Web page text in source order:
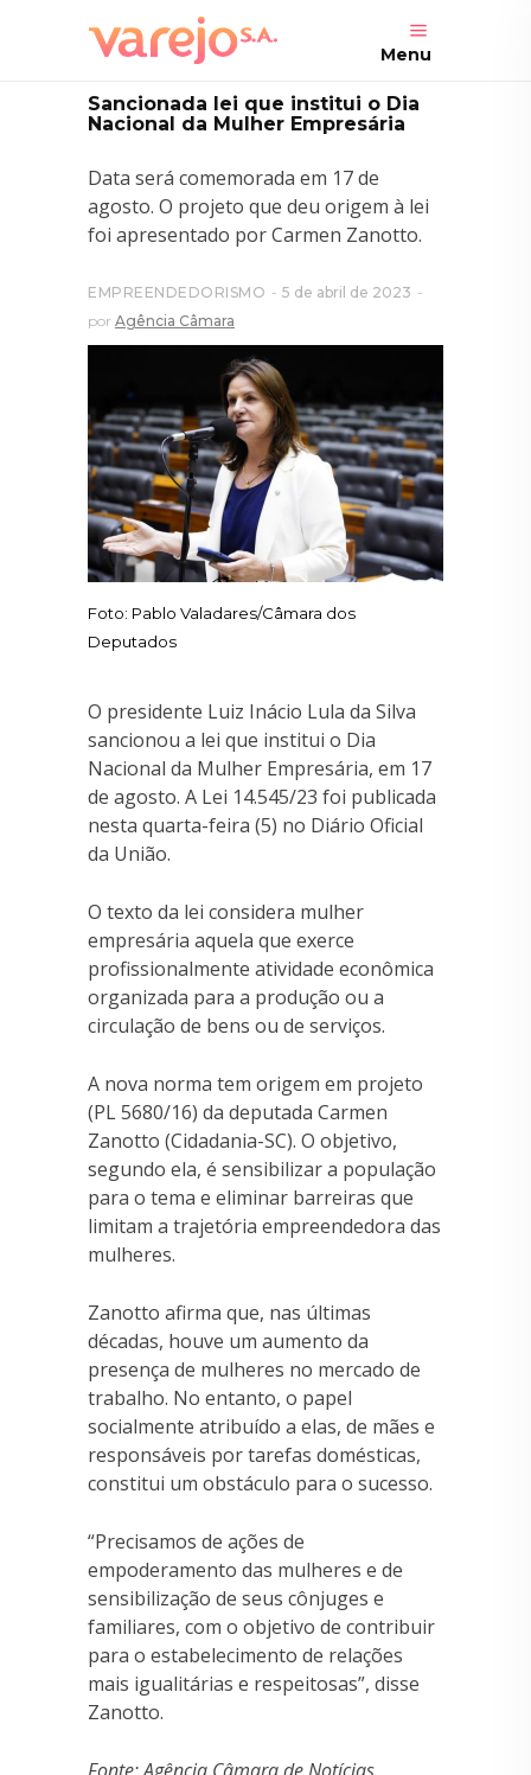
Menu
Sancionada lei que institui o Dia
Nacional da Mulher Empresária
Data será comemorada em 17 de
agosto. O projeto que deu origem à lei
foi apresentado por Carmen Zanotto.
EMPREENDEDORISMO
5 de abril de 2023
por Agência Câmara
Foto: Pablo Valadares/Câmara dos
Deputados
O presidente Luiz Inácio Lula da Silva
sancionou a lei que institui o Dia
Nacional da Mulher Empresária, em 17
de agosto. A Lei 14.545/23 foi publicada
nesta quarta-feira (5) no Diário Oficial
da União.
O texto da lei considera mulher
empresária aquela que exerce
profissionalmente atividade econômica
organizada para a produção ou a
circulação de bens ou de serviços.
A nova norma tem origem em projeto
(PL 5680/16) da deputada Carmen
Zanotto (Cidadania-SC). O objetivo,
segundo ela, é sensibilizar a população
para o tema e eliminar barreiras que
limitam a trajetória empreendedora das
mulheres.
Zanotto afirma que, nas últimas
décadas, houve um aumento da
presença de mulheres no mercado de
trabalho. No entanto, o papel
socialmente atribuído a elas, de mães e
responsáveis por tarefas domésticas,
constitui um obstáculo para o sucesso.
“Precisamos de ações de
empoderamento das mulheres e de
sensibilização de seus cônjuges e
familiares, com o objetivo de contribuir
para o estabelecimento de relações
mais igualitárias e respeitosas”, disse
Zanotto.